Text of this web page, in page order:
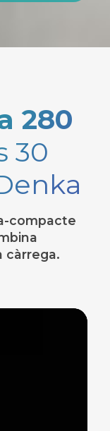
280
30
compacte
càrrega.